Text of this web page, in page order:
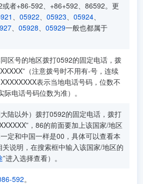
者+86-592、+86+592、86592。更
、 05922、 05923、 05924、
、 05928、 05929一般也都属于
区号的地区拨打0592的固定电话，拨
（注意拨号时不用有-号，连续
表示当地电话号码，位数不
电话号码位数为准）。
陆以外）拨打0592的固定电话，拨打
，86的前面要加上该国家/地区
定和中国一样是00，具体可以查看本
说明，在搜索框中输入该国家/地区的
”进入选择查看）。
592。